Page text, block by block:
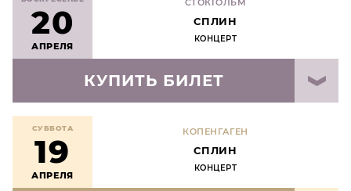
20
АПРЕЛЯ
СТОКГОЛЬМ
СПЛИН
КОНЦЕРТ
КУПИТЬ БИЛЕТ
СУББОТА
19
АПРЕЛЯ
КОПЕНГАГЕН
СПЛИН
КОНЦЕРТ